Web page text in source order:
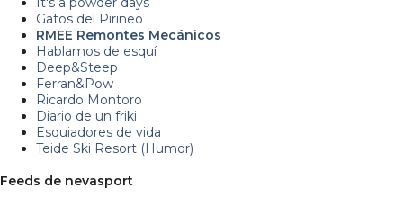
Gatos del Pirineo
RMEE Remontes Mecánicos
Hablamos de esquí
Deep&Steep
Ferran&Pow
Ricardo Montoro
Diario de un friki
Esquiadores de vida
Teide Ski Resort (Humor)
Feeds de nevasport